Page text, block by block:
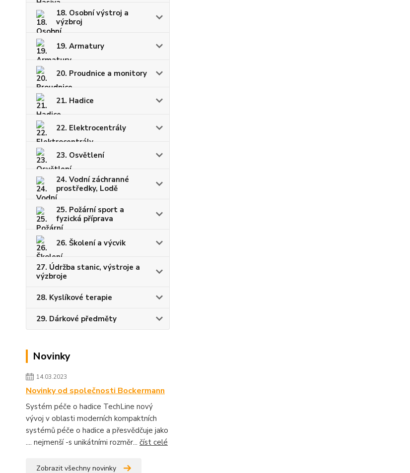
18. Osobní výstroj a
výzbroj
19. Armatury
20. Proudnice a monitory
21. Hadice
22. Elektrocentrály
23. Osvětlení
24. Vodní záchranné
prostředky, Lodě
25. Požární sport a
fyzická příprava
26. Školení a výcvik
27. Údržba stanic, výstroje a
výzbroje
28. Kyslíkové terapie
29. Dárkové předměty
Novinky
14.03.2023
Novinky od společnosti Bockermann
Systém péče o hadice TechLine nový
vývoj v oblasti moderních kompaktních
systémů péče o hadice a přesvědčuje jako
.... nejmenší -s unikátními rozměr... číst celé
Zobrazit všechny novinky